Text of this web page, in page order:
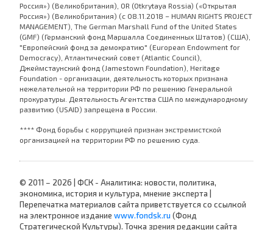
Россия») (Великобритания), OR (Otkrytaya Rossia) («Открытая
Россия») (Великобритания) (с 08.11.2018 – HUMAN RIGHTS PROJECT
MANAGEMENT), The German Marshall Fund of the United States
(GMF) (Германский фонд Маршалла Соединенных Штатов) (США),
"Европейский фонд за демократию" (European Endowment for
Democracy), Атлантический совет (Atlantic Council),
Джеймстаунский фонд (Jamestown Foundation), Heritage
Foundation - организации, деятельность которых признана
нежелательной на территории РФ по решению Генеральной
прокуратуры. Деятельность Агентства США по международному
развитию (USAID) запрещена в России.
**** Фонд борьбы с коррупцией признан экстремистской
организацией на территории РФ по решению суда.
© 2011 – 2026 | ФСК - Аналитика: новости, политика,
экономика, история и культура, мнение эксперта |
Перепечатка материалов сайта приветствуется со ссылкой
на электронное издание www.fondsk.ru (Фонд
Стратегической Культуры). Точка зрения редакции сайта